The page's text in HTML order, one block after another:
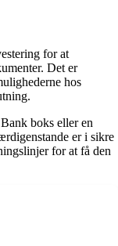
for at
Det er
hos
boks eller en
er i sikre
for at få den